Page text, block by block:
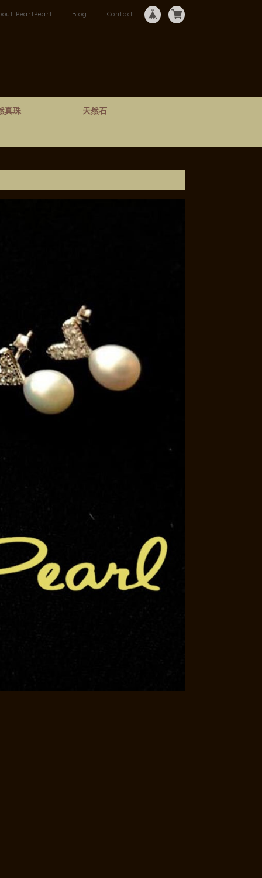
PearlPearl Blog Contact
真珠 天然石